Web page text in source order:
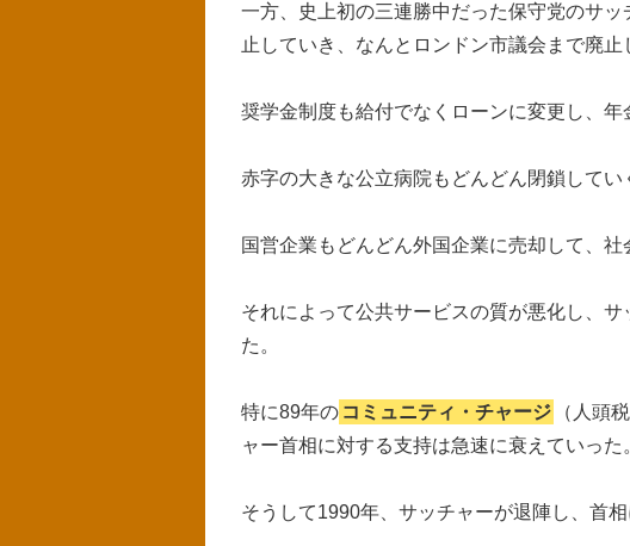
一方、史上初の三連勝中だった保守党のサ
止していき、なんとロンドン市議会まで廃止
奨学金制度も給付でなくローンに変更し、年
赤字の大きな公立病院もどんどん閉鎖してい
国営企業もどんどん外国企業に売却して、社
それによって公共サービスの質が悪化し、
た。
特に89年の コミュニティ・チャージ
（人頭
ャー首相に対する支持は急速に衰えていった
そうして1990年、サッチャーが退陣し、首